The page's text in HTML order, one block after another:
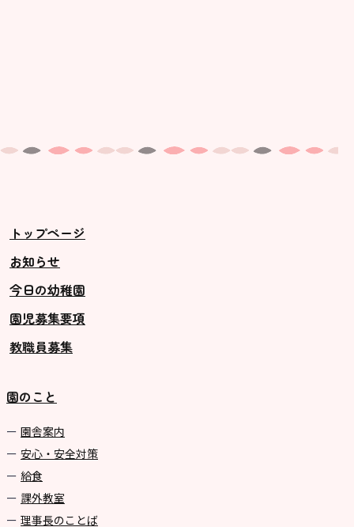
トップページ
お知らせ
今日の幼稚園
園児募集要項
教職員募集
園のこと
園舎案内
安心・安全対策
給食
課外教室
理事長のことば